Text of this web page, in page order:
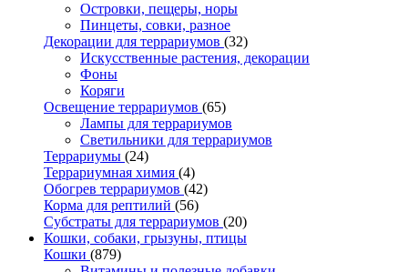
Островки, пещеры, норы
Пинцеты, совки, разное
Декорации для террариумов (32)
Искусственные растения, декорации
Фоны
Коряги
Освещение террариумов (65)
Лампы для террариумов
Светильники для террариумов
Террариумы (24)
Террариумная химия (4)
Обогрев террариумов (42)
Корма для рептилий (56)
Субстраты для террариумов (20)
Кошки, собаки, грызуны, птицы
Кошки (879)